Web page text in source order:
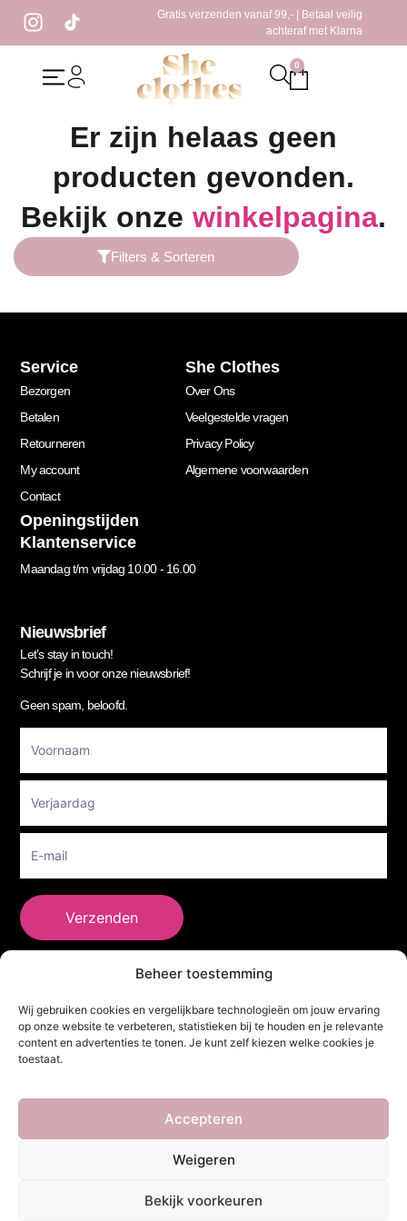
Beheer toestemming
Wij gebruiken cookies en vergelijkbare technologieën om jouw ervaring
op onze website te verbeteren, statistieken bij te houden en je relevante
content en advertenties te tonen. Je kunt zelf kiezen welke cookies je
toestaat.
Accepteren
Weigeren
Bekijk voorkeuren
Gratis verzenden vanaf 99,- | Betaal veilig
achteraf met Klarna
0
/ Producten getagged “warme legging”
Er zijn helaas geen
producten gevonden.
Bekijk onze winkelpagina.
Filters & Sorteren
Service
Bezorgen
Betalen
Retourneren
My account
Contact
She Clothes
Over Ons
Veelgestelde vragen
Privacy Policy
Algemene voorwaarden
Openingstijden
Klantenservice
Maandag t/m vrijdag 10.00 - 16.00
Nieuwsbrief
Let’s stay in touch!
Schrijf je in voor onze nieuwsbrief!
Geen spam, beloofd.
Newsletter
Verzenden
Adres
. Alle rechten voorbehouden. Powered by
Webdesigner &YHDS